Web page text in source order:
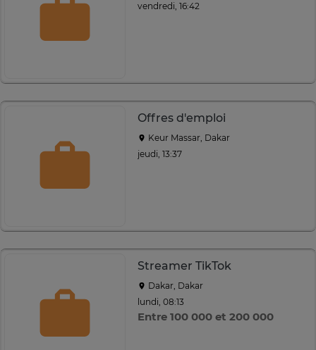
vendredi, 16:42
Offres d'emploi
Keur Massar, Dakar
jeudi, 13:37
Streamer TikTok
Dakar, Dakar
lundi, 08:13
Entre 100 000 et 200 000